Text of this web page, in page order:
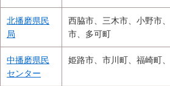
北播磨県民
局
西脇市、三木市、小野市
市、多可町
中播磨県民
センター
姫路市、市川町、福崎町